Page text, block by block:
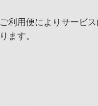
ご利用便によりサービ
ります。